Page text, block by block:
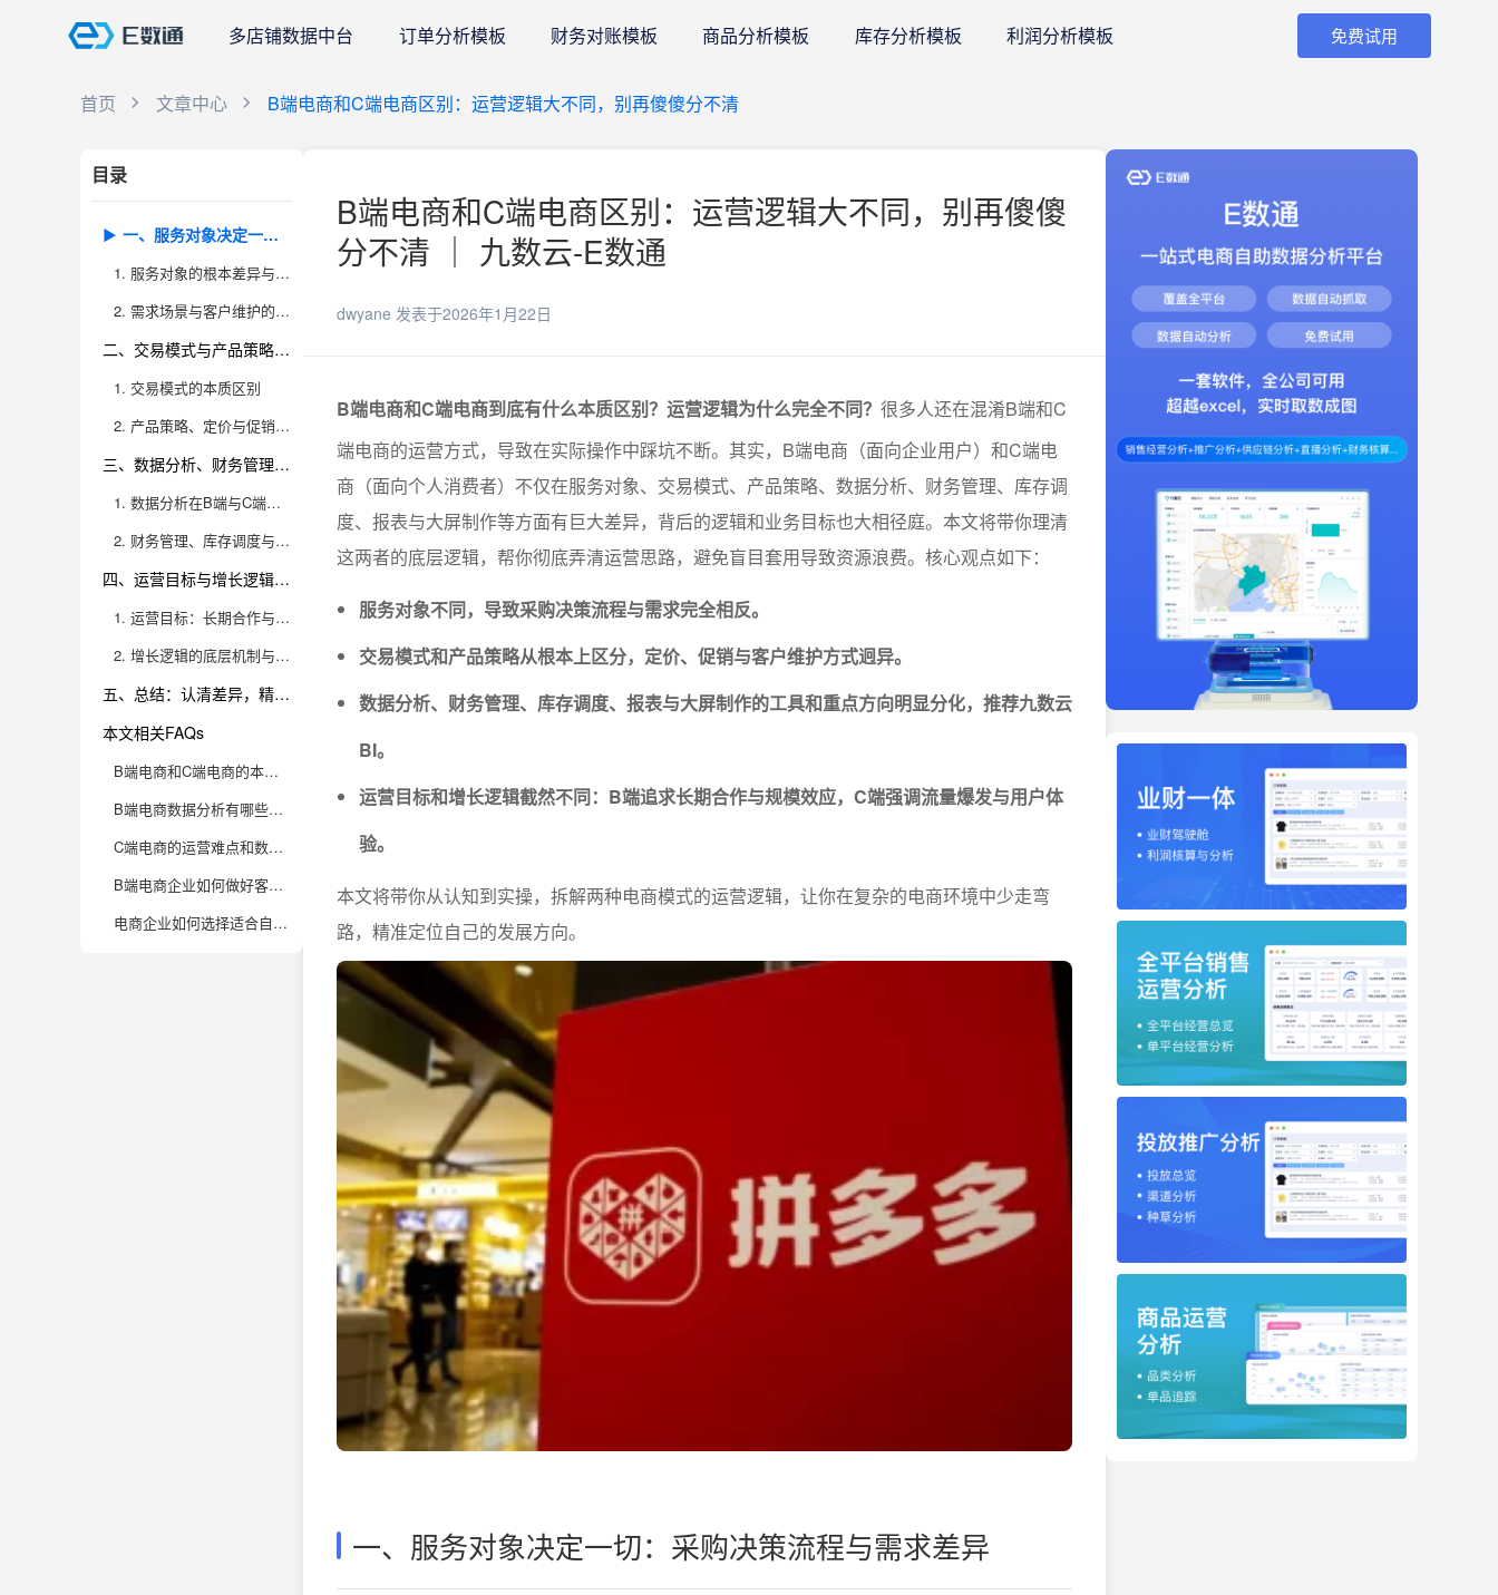
多店铺数据中台 订单分析模板 财务对账模板 商品分析模板 库存分析模板 利润分析模板 免费试用
首页 文章中心 B端电商和C端电商区别：运营逻辑大不同，别再傻傻分不清
目录
一、服务对象决定一切：采购决策流程与需求差异
1. 服务对象的根本差异与采购流程的复杂性
2. 需求场景与客户维护的深度差异
二、交易模式与产品策略：定价、促销、客户维护的根本不同
1. 交易模式的本质区别
2. 产品策略、定价与促销的差异化打法
三、数据分析、财务管理、库存调度、报表与大屏制作的运营重点
1. 数据分析在B端与C端电商中的应用差异
2. 财务管理、库存调度与报表大屏的实际运营需求
四、运营目标与增长逻辑的根本分野
1. 运营目标：长期合作与规模效应 vs 流量爆发与用户体验
2. 增长逻辑的底层机制与资源配置建议
五、总结：认清差异，精准定位，选好工具
本文相关FAQs
B端电商和C端电商的本质区别有哪些？运营逻辑到底差在哪里？
B端电商数据分析有哪些独特的挑战？如何高效提升数据洞察力？
C端电商的运营难点和数据分析重点有哪些？
B端电商企业如何做好客户关系管理与运营？有哪些实用策略？
电商企业如何选择适合自身的运营模式？B端和C端的转型有哪些注意事项？
B端电商和C端电商区别：运营逻辑大不同，别再傻傻
分不清 ｜ 九数云-E数通
dwyane 发表于2026年1月22日
B端电商和C端电商到底有什么本质区别？运营逻辑为什么完全不同？ 很多人还在混淆B端和C
端电商的运营方式，导致在实际操作中踩坑不断。其实，B端电商（面向企业用户）和C端电
商（面向个人消费者）不仅在服务对象、交易模式、产品策略、数据分析、财务管理、库存调
度、报表与大屏制作等方面有巨大差异，背后的逻辑和业务目标也大相径庭。本文将带你理清
这两者的底层逻辑，帮你彻底弄清运营思路，避免盲目套用导致资源浪费。核心观点如下：
服务对象不同，导致采购决策流程与需求完全相反。
交易模式和产品策略从根本上区分，定价、促销与客户维护方式迥异。
数据分析、财务管理、库存调度、报表与大屏制作的工具和重点方向明显分化，推荐九数云
BI。
运营目标和增长逻辑截然不同：B端追求长期合作与规模效应，C端强调流量爆发与用户体
验。
本文将带你从认知到实操，拆解两种电商模式的运营逻辑，让你在复杂的电商环境中少走弯
路，精准定位自己的发展方向。
一、服务对象决定一切：采购决策流程与需求差异